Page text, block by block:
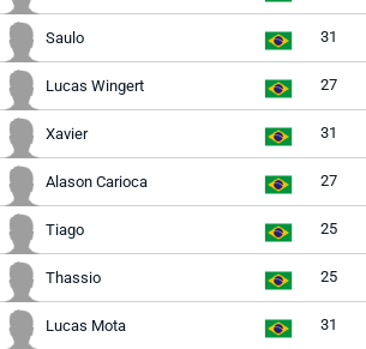
Saulo 31
Lucas Wingert 27
Xavier 31
Alason Carioca 27
Tiago 25
Thassio 25
Lucas Mota 31